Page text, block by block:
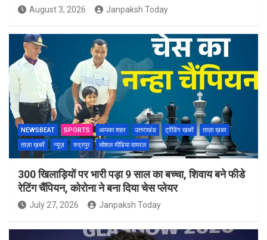
August 3, 2026 Janpaksh Today
NEWSBEAT SPORTS आपका शहर उत्तराखंड ट्रेंडिंग खबरें
ताज़ा ख़बर
ताज़ा ख़बरें
न्यूज़ रुद्रपुर सोशल मीडिया वायरल
300 खिलाड़ियों पर भारी पड़ा 9 साल का बच्चा, शिवाय बने फीडे
रेटिंग चैंपियन, कोरोना ने बना दिया चेस प्लेयर
July 27, 2026 Janpaksh Today